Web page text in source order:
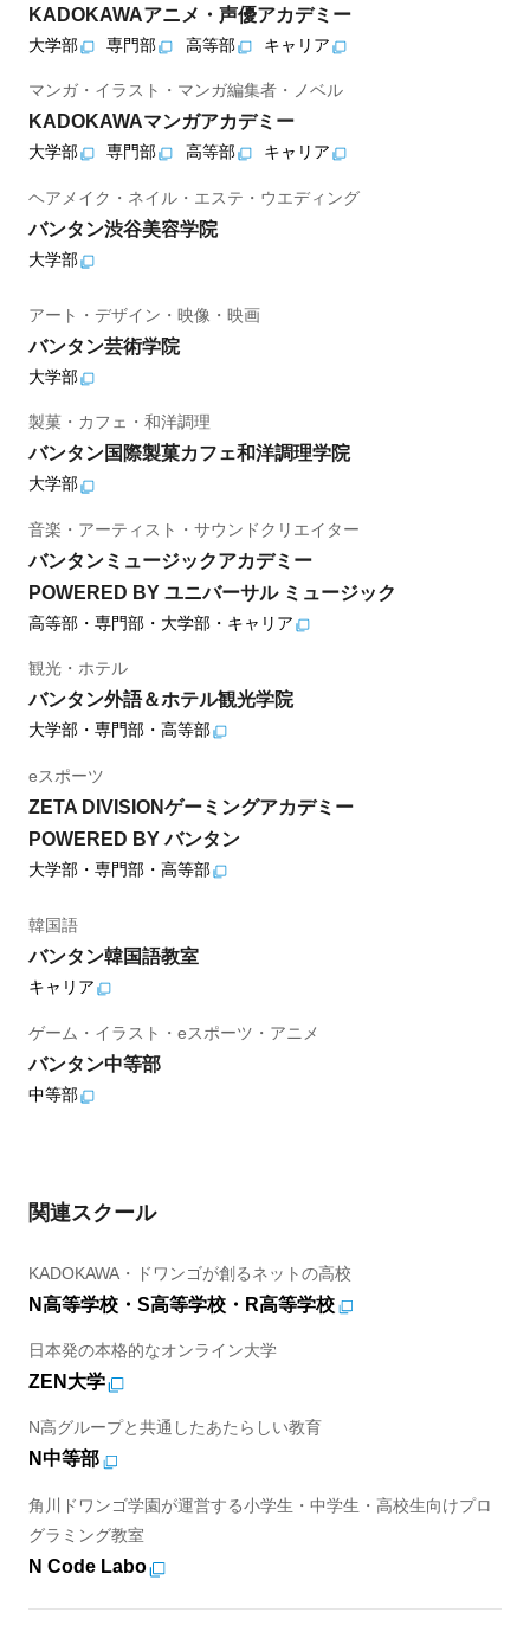
KADOKAWAアニメ・声優アカデミー
大学部 専門部 高等部 キャリア
マンガ・イラスト・マンガ編集者・ノベル
KADOKAWAマンガアカデミー
大学部 専門部 高等部 キャリア
ヘアメイク・ネイル・エステ・ウエディング
バンタン渋谷美容学院
大学部
アート・デザイン・映像・映画
バンタン芸術学院
大学部
製菓・カフェ・和洋調理
バンタン国際製菓カフェ和洋調理学院
大学部
音楽・アーティスト・サウンドクリエイター
バンタンミュージックアカデミー
POWERED BY ユニバーサル ミュージック
高等部・専門部・大学部・キャリア
観光・ホテル
バンタン外語＆ホテル観光学院
大学部・専門部・高等部
eスポーツ
ZETA DIVISIONゲーミングアカデミー
POWERED BY バンタン
大学部・専門部・高等部
韓国語
バンタン韓国語教室
キャリア
ゲーム・イラスト・eスポーツ・アニメ
バンタン中等部
中等部
関連スクール
KADOKAWA・ドワンゴが創るネットの高校
N高等学校・S高等学校・R高等学校
日本発の本格的なオンライン大学
ZEN大学
N高グループと共通したあたらしい教育
N中等部
角川ドワンゴ学園が運営する小学生・中学生・高校生向けプロ
グラミング教室
N Code Labo